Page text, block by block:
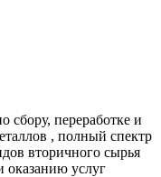
переработке и
, полный спектр
вторичного сырья
оказанию услуг